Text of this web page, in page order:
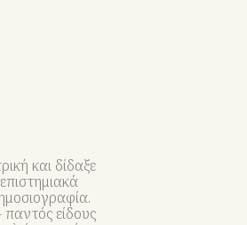
και δίδαξε
είδους